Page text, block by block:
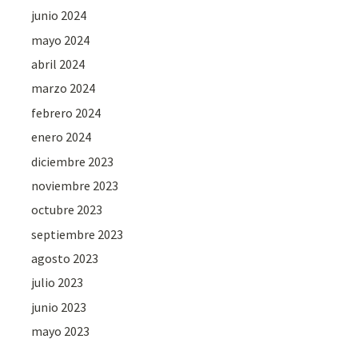
junio 2024
mayo 2024
abril 2024
marzo 2024
febrero 2024
enero 2024
diciembre 2023
noviembre 2023
octubre 2023
septiembre 2023
agosto 2023
julio 2023
junio 2023
mayo 2023